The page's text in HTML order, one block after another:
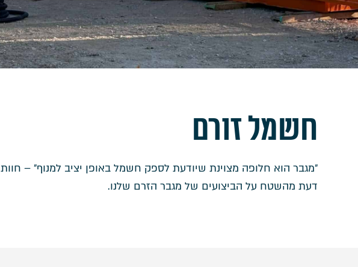
חשמל זורם
״מגבר הוא חלופה מצוינת שיודעת לספק חשמל באופן יציב למנוף״ – חוות
דעת מהשטח על הביצועים של מגבר הזרם שלנו.